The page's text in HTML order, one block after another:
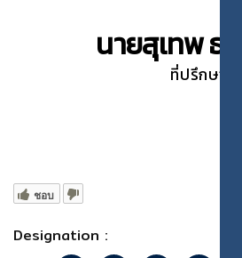
นายสุเทพ ธาร
ที่ปรึกษา
ชอบ
Designation :